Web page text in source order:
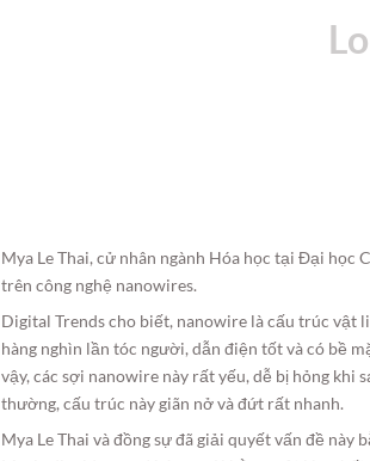
Mya Le Thai, cử nhân ngành Hóa học tại Đại
trên công nghệ nanowires.
Digital Trends cho biết, nanowire là cấu trúc vật
hàng nghìn lần tóc người, dẫn điện tốt và có bề
vậy, các sợi nanowire này rất yếu, dễ bị hỏng
thường, cấu trúc này giãn nở và đứt rất nhanh.
Mya Le Thai và đồng sự đã giải quyết vấn đề